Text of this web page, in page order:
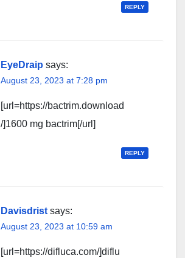
REPLY
EyeDraip says:
August 23, 2023 at 7:28 pm
[url=https://bactrim.download
/]1600 mg bactrim[/url]
REPLY
Davisdrist says:
August 23, 2023 at 10:59 am
[url=https://difluca.com/]diflu